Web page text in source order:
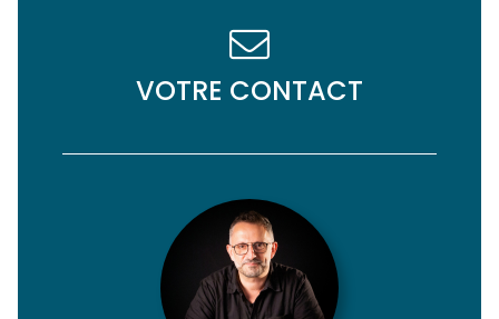
VOTRE CONTACT